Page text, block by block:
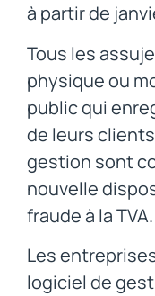
à partir de
Tous les
physique ou
public qui
de leurs
gestion sont
nouvelle
fraude à la TVA.
Les
logiciel de